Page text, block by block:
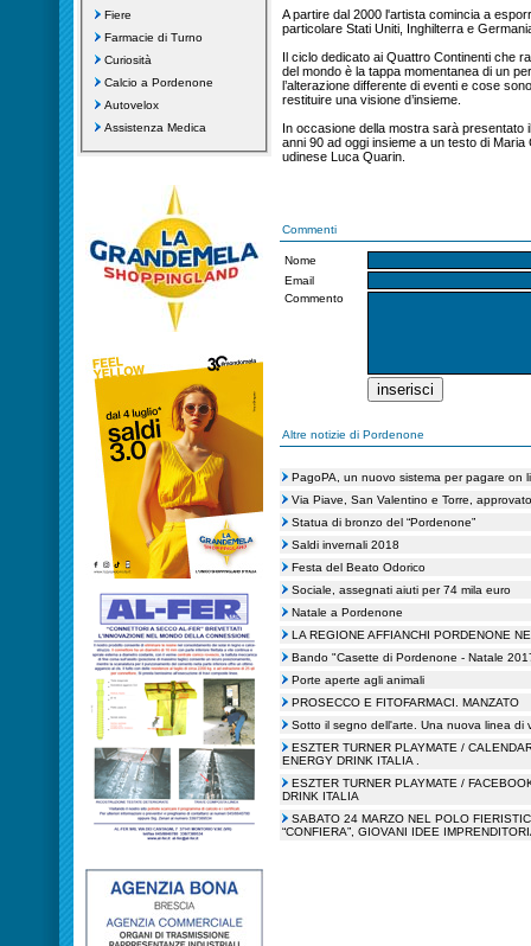
Fiere
Farmacie di Turno
Curiosità
Calcio a Pordenone
Autovelox
Assistenza Medica
A partire dal 2000 l'artista comincia a
particolare Stati Uniti, Inghilterra e
Il ciclo dedicato ai Quattro Continenti che
del mondo è la tappa momentanea di un
l’alterazione differente di eventi e cose
restituire una visione d’insieme.
In occasione della mostra sarà presentato
anni 90 ad oggi insieme a un testo di
udinese Luca Quarin.
Commenti
Nome
Email
Commento
Altre notizie di Pordenone
PagoPA, un nuovo sistema per pagare on
Via Piave, San Valentino e Torre,
Statua di bronzo del “Pordenone”
Saldi invernali 2018
Festa del Beato Odorico
Sociale, assegnati aiuti per 74 mila euro
Natale a Pordenone
LA REGIONE AFFIANCHI PORDENONE
Bando "Casette di Pordenone - Natale
Porte aperte agli animali
PROSECCO E FITOFARMACI. MANZATO
Sotto il segno dell'arte. Una nuova linea di
ESZTER TURNER PLAYMATE /
ENERGY DRINK ITALIA .
ESZTER TURNER PLAYMATE /
DRINK ITALIA
SABATO 24 MARZO NEL POLO
“CONFIERA”, GIOVANI IDEE